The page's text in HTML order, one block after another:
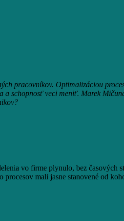
pracovníkov. Optimalizáciou
schopnosť veci meniť. Marek
vo firme plynulo, bez časových
mali jasne stanovené od